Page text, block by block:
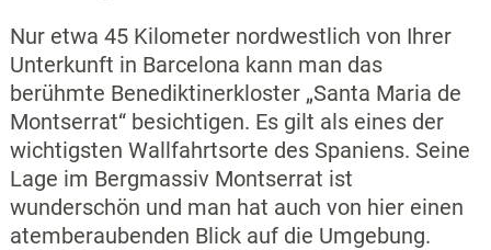
Nur etwa 45 Kilometer nordwestlich von Ihrer
Unterkunft in Barcelona kann man das
berühmte Benediktinerkloster „Santa Maria de
Montserrat“ besichtigen. Es gilt als eines der
wichtigsten Wallfahrtsorte des Spaniens. Seine
Lage im Bergmassiv Montserrat ist
wunderschön und man hat auch von hier einen
atemberaubenden Blick auf die Umgebung.